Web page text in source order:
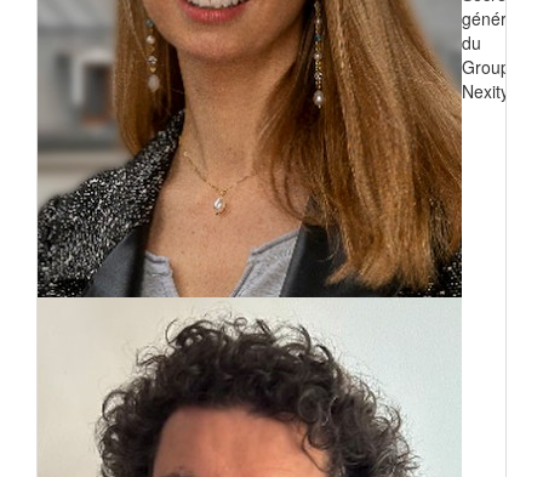
générale
du
Groupe
Nexity